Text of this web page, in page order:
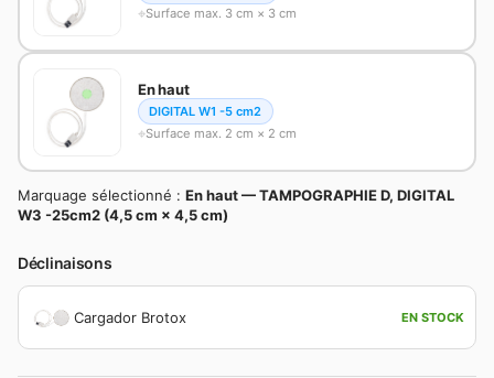
Surface max. 3 cm × 3 cm
En haut
DIGITAL W1 -5 cm2
Surface max. 2 cm × 2 cm
Marquage sélectionné : En haut — TAMPOGRAPHIE D, DIGITAL
W3 -25cm2 (4,5 cm × 4,5 cm)
Déclinaisons
Cargador Brotox EN STOCK